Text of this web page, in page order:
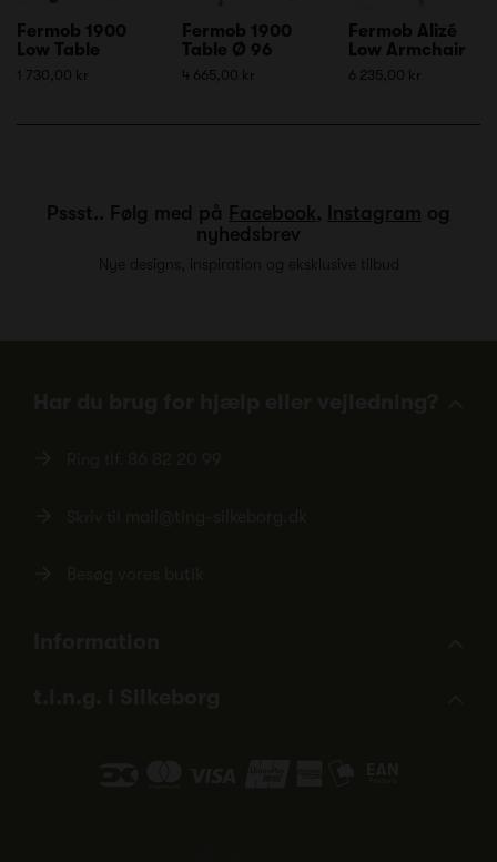
Fermob 1900
Low Table
1 730,00 kr
Fermob 1900
Table Ø 96
4 665,00 kr
Fermob Alizé
Low Armchair
6 235,00 kr
Pssst.. Følg med på Facebook, Instagram og
nyhedsbrev
Nye designs, inspiration og eksklusive tilbud